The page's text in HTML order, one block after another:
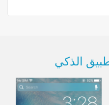
الذكي